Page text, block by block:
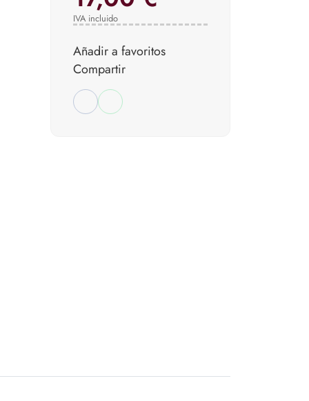
IVA incluido
Añadir a favoritos
Compartir